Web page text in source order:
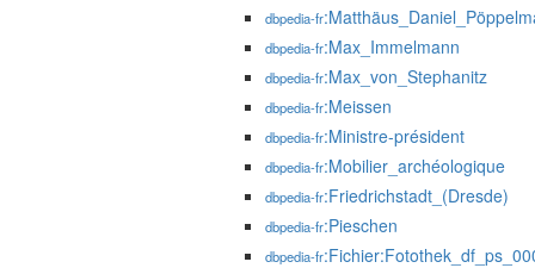
dbpedia-fr
dbpedia-fr:Max_Immelmann
dbpedia-fr:Max_von_Stephanitz
dbpedia-fr:Meissen
dbpedia-fr:Ministre-président
dbpedia-fr:Mobilier_archéologique
dbpedia-fr:Friedrichstadt_(Dresde)
dbpedia-fr:Pieschen
dbpedia-fr